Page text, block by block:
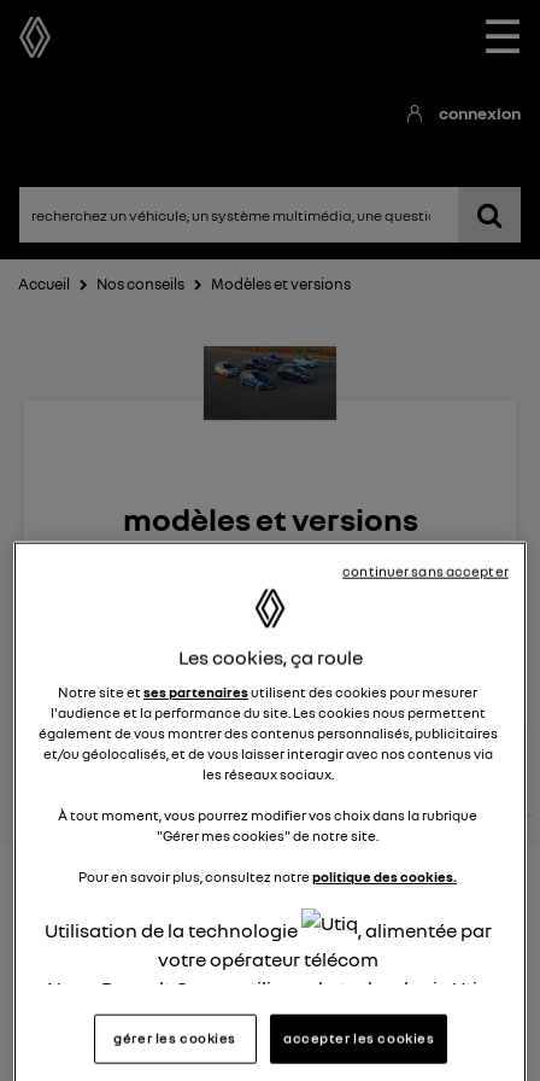
☰
connexion
Accueil Nos conseils Modèles et versions
modèles et versions
13:15
Véhicules RENAULT
posez une question
consultez les
conseils
voir tous les
Nouveau modèle électrique
Renault 2022
26 janvier 2022
Quel est le nouveau modèle électrique Renault cette
année ?
Les cookies, ça roule
Notre site etses partenairesutilisent des cookies pour mesurer
l'audience et la performance du site. Les cookies nous permettent
également de vous montrer des contenus personnalisés, publicitaires
et/ou géolocalisés, et de vous laisser interagir avec nos contenus via
les réseaux sociaux.
À tout moment, vous pourrez modifier vos choix dans la rubrique
"Gérer mes cookies" de notre site.
Pour en savoir plus, consultez notrepolitique des cookies.
Utilisation de la technologie
, alimentée par
votre opérateur télécom
Nous, Renault Group, utilisons la technologie Utiq
pour nos activités digitales (telles que décrites
dans cette notice de consentement) et liées à
gérer les cookies accepter les cookies
continuer sans accepter